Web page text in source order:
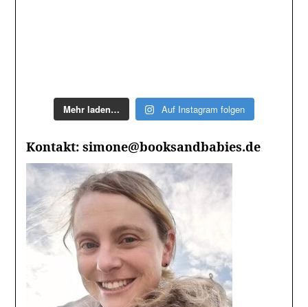
Mehr laden… Auf Instagram folgen
Kontakt: simone@booksandbabies.de